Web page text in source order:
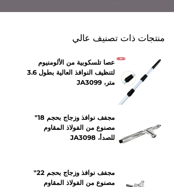
منتجات ذات تصنيف عالي
عصا تلسكوبية من الألومنيوم
لتنظيف النوافذ العالية بطول 3.6
متر، JA3099
مجفف نوافذ وزجاج بحجم 18"
مصنوع من الفولاذ المقاوم
للصدأ، JA3098
مجفف نوافذ وزجاج بحجم 22"
مصنوع من الفولاذ المقاوم